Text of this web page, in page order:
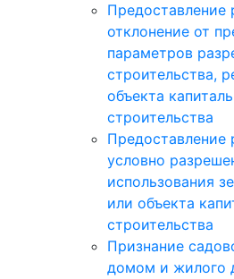
Предоставление
отклонение от
параметров
строительства,
объекта
строительства
Предоставление
условно
использования
или объекта
строительства
Признание
домом и жилого